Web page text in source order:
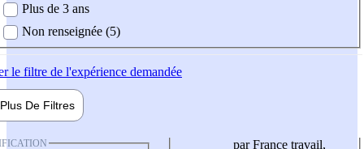
Plus de 3 ans
Non renseignée (5)
le filtre de l'expérience demandée
Plus De Filtres
par France travail,